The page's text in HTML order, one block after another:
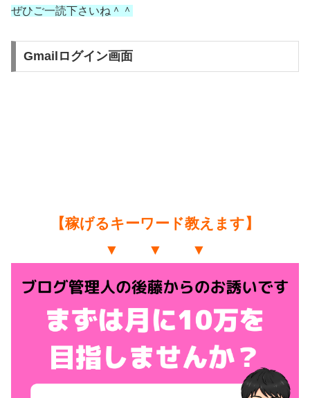
ぜひご一読下さいね＾＾
Gmailログイン画面
【稼げるキーワード教えます】
▼ ▼ ▼